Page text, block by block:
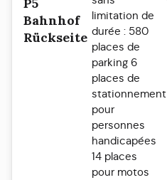
Bahnhof
Rückseite
limitation de
durée : 580
places de
parking 6
places de
stationnement
pour
personnes
handicapées
14 places
pour motos